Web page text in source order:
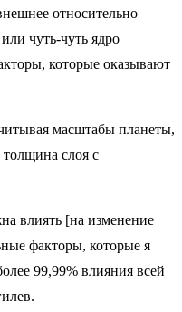
относительно
чуть-чуть ядро
которые оказывают
масштабы планеты,
слоя с
влиять [на изменение
факторы, которые я
99,99% влияния всей